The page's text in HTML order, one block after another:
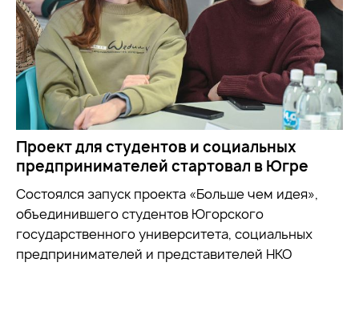
Проект для студентов и социальных
предпринимателей стартовал в Югре
Состоялся запуск проекта «Больше чем идея»,
объединившего студентов Югорского
государственного университета, социальных
предпринимателей и представителей НКО